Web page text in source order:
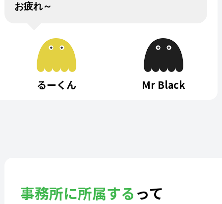
お疲れ～
るーくん Mr Black
事務所に所属するって